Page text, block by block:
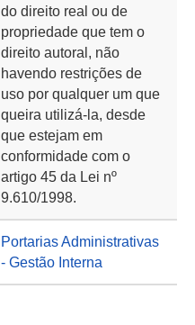
do direito real ou de
propriedade que tem o
direito autoral, não
havendo restrições de
uso por qualquer um que
queira utilizá-la, desde
que estejam em
conformidade com o
artigo 45 da Lei nº
9.610/1998.
Portarias Administrativas
- Gestão Interna